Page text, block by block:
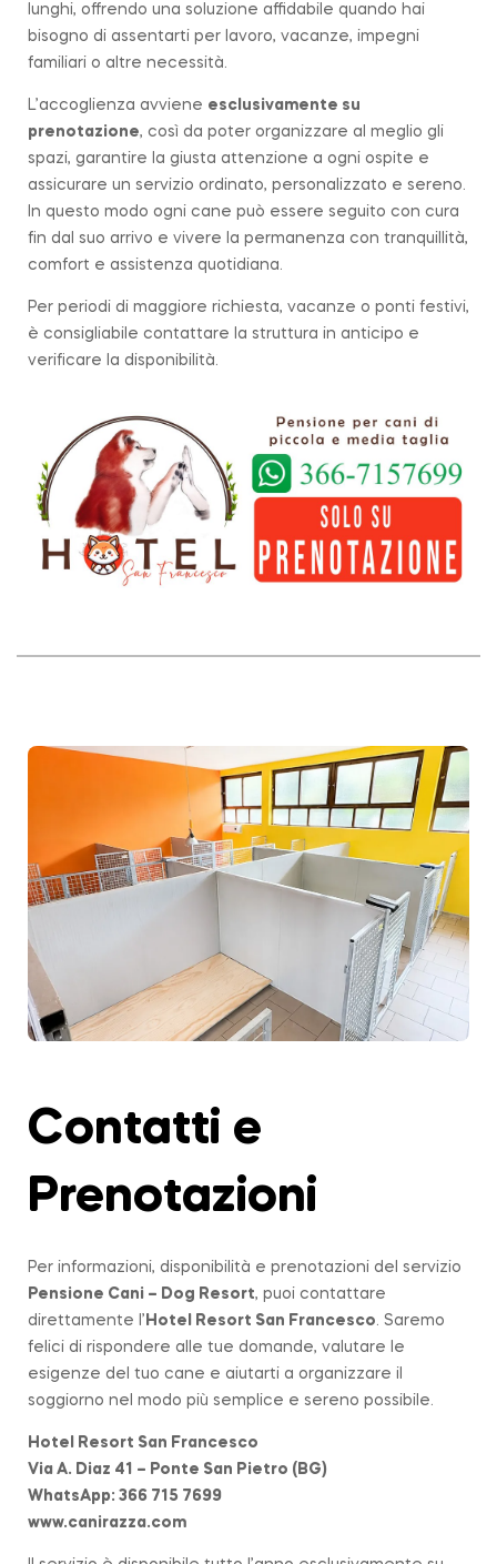
lunghi, offrendo una soluzione affidabile quando hai
bisogno di assentarti per lavoro, vacanze, impegni
familiari o altre necessità.
L’accoglienza avviene esclusivamente su
prenotazione, così da poter organizzare al meglio gli
spazi, garantire la giusta attenzione a ogni ospite e
assicurare un servizio ordinato, personalizzato e sereno.
In questo modo ogni cane può essere seguito con cura
fin dal suo arrivo e vivere la permanenza con tranquillità,
comfort e assistenza quotidiana.
Per periodi di maggiore richiesta, vacanze o ponti festivi,
è consigliabile contattare la struttura in anticipo e
verificare la disponibilità.
Contatti e
Prenotazioni
Per informazioni, disponibilità e prenotazioni del servizio
Pensione Cani – Dog Resort, puoi contattare
direttamente l’ Hotel Resort San Francesco . Saremo
felici di rispondere alle tue domande, valutare le
esigenze del tuo cane e aiutarti a organizzare il
soggiorno nel modo più semplice e sereno possibile.
Hotel Resort San Francesco
Via A. Diaz 41 – Ponte San Pietro (BG)
WhatsApp: 366 715 7699
www.canirazza.com